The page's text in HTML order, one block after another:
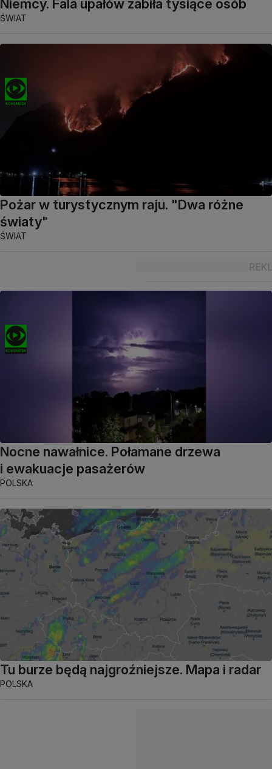
Niemcy. Fala upałów zabiła tysiące osób
ŚWIAT
Pożar w turystycznym raju. "Dwa różne
światy"
ŚWIAT
Nocne nawałnice. Połamane drzewa
i ewakuacje pasażerów
POLSKA
Tu burze będą najgroźniejsze. Mapa i radar
POLSKA